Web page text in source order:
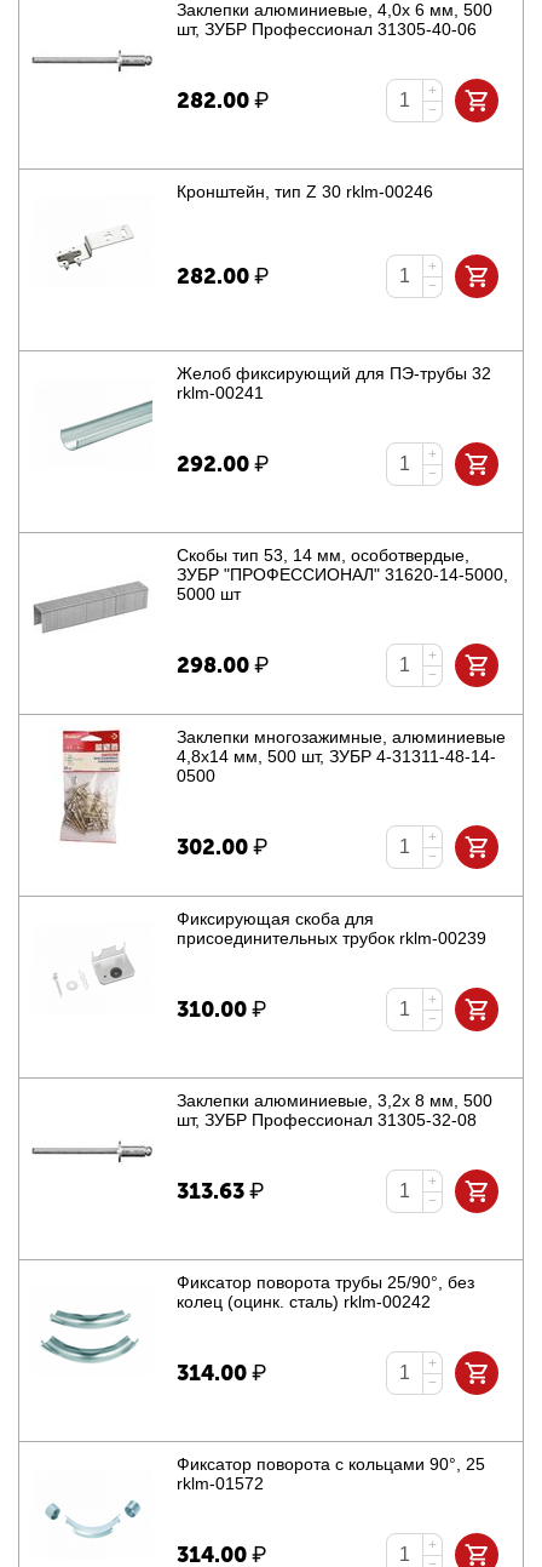
Заклепки алюминиевые, 4,0x 6 мм, 500
шт, ЗУБР Профессионал 31305-40-06
282.00₽
+
−
Кронштейн, тип Z 30 rklm-00246
282.00₽
+
−
Желоб фиксирующий для ПЭ-трубы 32
rklm-00241
292.00₽
+
−
Скобы тип 53, 14 мм, особотвердые,
ЗУБР "ПРОФЕССИОНАЛ" 31620-14-5000,
5000 шт
298.00₽
+
−
Заклепки многозажимные, алюминиевые
4,8x14 мм, 500 шт, ЗУБР 4-31311-48-14-
0500
302.00₽
+
−
Фиксирующая скоба для
присоединительных трубок rklm-00239
310.00₽
+
−
Заклепки алюминиевые, 3,2x 8 мм, 500
шт, ЗУБР Профессионал 31305-32-08
313.63₽
+
−
Фиксатор поворота трубы 25/90°, без
колец (оцинк. сталь) rklm-00242
314.00₽
+
−
Фиксатор поворота с кольцами 90°, 25
rklm-01572
314.00₽
+